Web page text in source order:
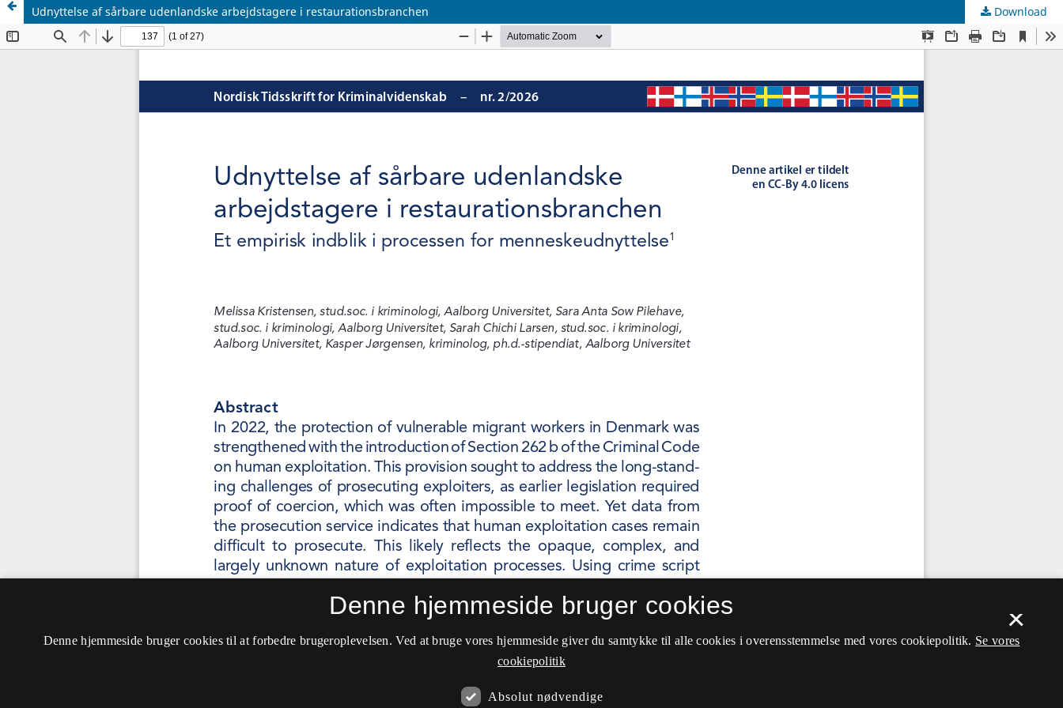
Udnyttelse af sårbare udenlandske arbejdstagere i restaurationsbranchen Download
×
Denne hjemmeside bruger cookies
Denne hjemmeside bruger cookies til at forbedre brugeroplevelsen. Ved at bruge vores hjemmeside giver du samtykke til alle cookies i overensstemmelse med vores cookiepolitik. Se vores
cookiepolitik
Absolut nødvendige